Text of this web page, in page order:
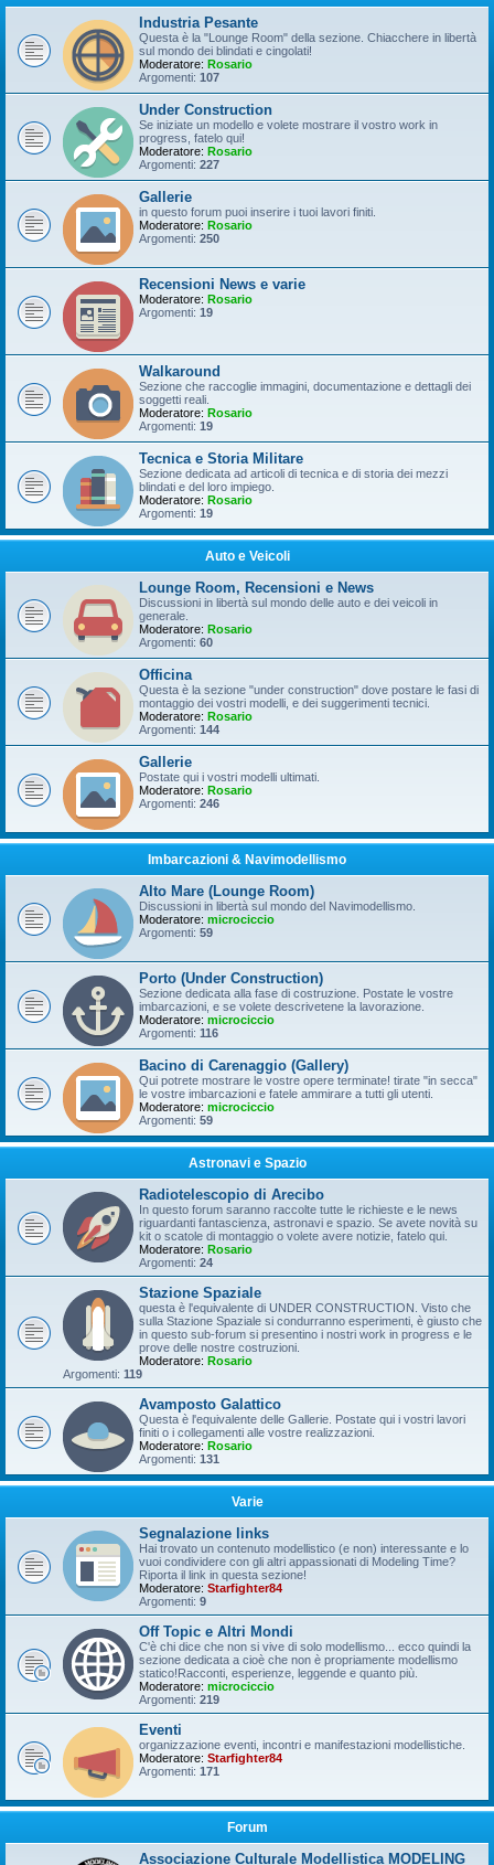
Industria Pesante
Questa è la "Lounge Room" della sezione. Chiacchere in libertà
sul mondo dei blindati e cingolati!
Moderatore: Rosario
Argomenti: 107
Under Construction
Se iniziate un modello e volete mostrare il vostro work in
progress, fatelo qui!
Moderatore: Rosario
Argomenti: 227
Gallerie
in questo forum puoi inserire i tuoi lavori finiti.
Moderatore: Rosario
Argomenti: 250
Recensioni News e varie
Moderatore: Rosario
Argomenti: 19
Walkaround
Sezione che raccoglie immagini, documentazione e dettagli dei
soggetti reali.
Moderatore: Rosario
Argomenti: 19
Tecnica e Storia Militare
Sezione dedicata ad articoli di tecnica e di storia dei mezzi
blindati e del loro impiego.
Moderatore: Rosario
Argomenti: 19
Auto e Veicoli
Lounge Room, Recensioni e News
Discussioni in libertà sul mondo delle auto e dei veicoli in
generale.
Moderatore: Rosario
Argomenti: 60
Officina
Questa è la sezione "under construction" dove postare le fasi di
montaggio dei vostri modelli, e dei suggerimenti tecnici.
Moderatore: Rosario
Argomenti: 144
Gallerie
Postate qui i vostri modelli ultimati.
Moderatore: Rosario
Argomenti: 246
Imbarcazioni & Navimodellismo
Alto Mare (Lounge Room)
Discussioni in libertà sul mondo del Navimodellismo.
Moderatore: microciccio
Argomenti: 59
Porto (Under Construction)
Sezione dedicata alla fase di costruzione. Postate le vostre
imbarcazioni, e se volete descrivetene la lavorazione.
Moderatore: microciccio
Argomenti: 116
Bacino di Carenaggio (Gallery)
Qui potrete mostrare le vostre opere terminate! tirate "in secca"
le vostre imbarcazioni e fatele ammirare a tutti gli utenti.
Moderatore: microciccio
Argomenti: 59
Astronavi e Spazio
Radiotelescopio di Arecibo
In questo forum saranno raccolte tutte le richieste e le news
riguardanti fantascienza, astronavi e spazio. Se avete novità su
kit o scatole di montaggio o volete avere notizie, fatelo qui.
Moderatore: Rosario
Argomenti: 24
Stazione Spaziale
questa è l'equivalente di UNDER CONSTRUCTION. Visto che
sulla Stazione Spaziale si condurranno esperimenti, è giusto che
in questo sub-forum si presentino i nostri work in progress e le
prove delle nostre costruzioni.
Moderatore: Rosario
Argomenti: 119
Avamposto Galattico
Questa è l'equivalente delle Gallerie. Postate qui i vostri lavori
finiti o i collegamenti alle vostre realizzazioni.
Moderatore: Rosario
Argomenti: 131
Varie
Segnalazione links
Hai trovato un contenuto modellistico (e non) interessante e lo
vuoi condividere con gli altri appassionati di Modeling Time?
Riporta il link in questa sezione!
Moderatore: Starfighter84
Argomenti: 9
Off Topic e Altri Mondi
C'è chi dice che non si vive di solo modellismo... ecco quindi la
sezione dedicata a cioè che non è propriamente modellismo
statico!Racconti, esperienze, leggende e quanto più.
Moderatore: microciccio
Argomenti: 219
Eventi
organizzazione eventi, incontri e manifestazioni modellistiche.
Moderatore: Starfighter84
Argomenti: 171
Forum
Associazione Culturale Modellistica MODELING